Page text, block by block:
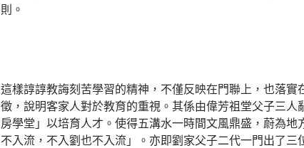
則。
這樣諄諄教誨刻苦學習的精神，不僅反映在門聯上，也落
徵，說明客家人對於教育的重視。其係由偉芳祖堂父子三
房學堂」以培育人才。使得五溝水一時間文風鼎盛，蔚為
不入流，不入劉也不入流」。亦即劉家父子二代一門出了